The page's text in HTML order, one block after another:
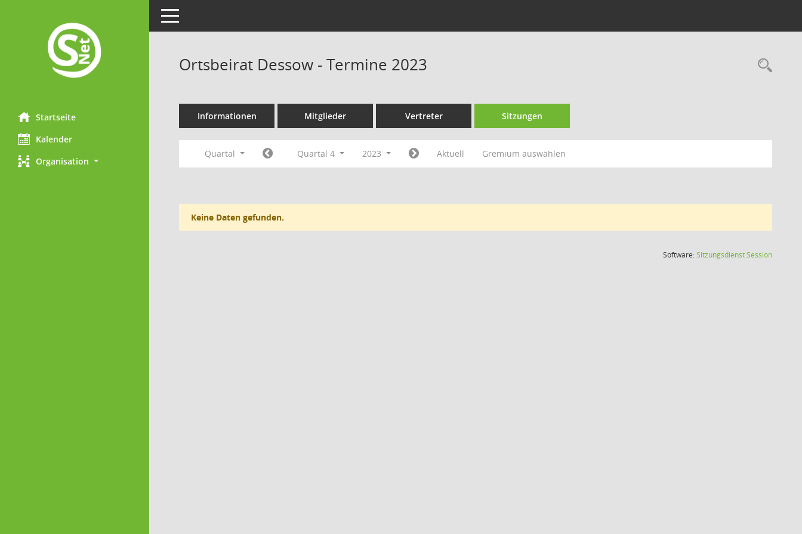
Startseite
Kalender
Organisation
Toggle navigation
Ortsbeirat Dessow - Termine 2023
Informationen Mitglieder Vertreter Sitzungen
Quartal Quartal 4 2023 Aktuell Gremium auswählen
Keine Daten gefunden.
Software:SitzungsdienstSession(Wird in